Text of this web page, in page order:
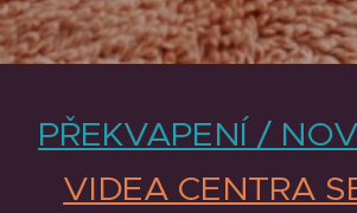
PŘEKVAPENÍ /
VIDEA CENTRA